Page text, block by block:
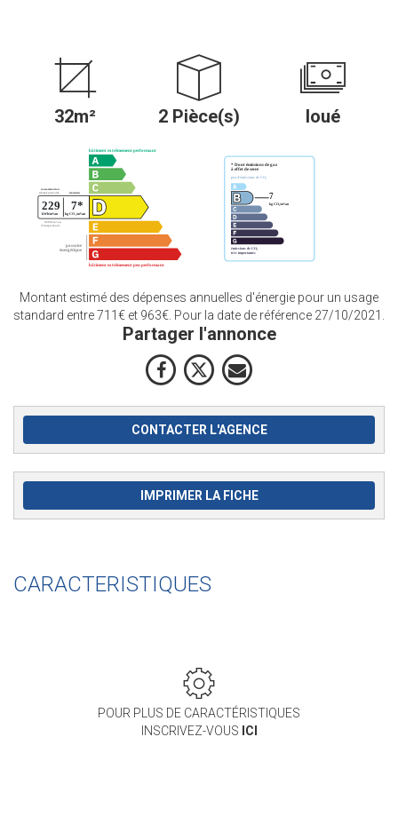
32m² 2 Pièce(s) loué
Montant estimé des dépenses annuelles d'énergie pour un usage
standard entre 711€ et 963€. Pour la date de référence 27/10/2021.
Partager l'annonce
CONTACTER L'AGENCE
IMPRIMER LA FICHE
CARACTERISTIQUES
POUR PLUS DE CARACTÉRISTIQUES
INSCRIVEZ-VOUS ICI